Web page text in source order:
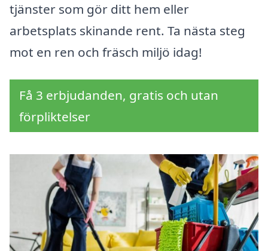
tjänster som gör ditt hem eller
arbetsplats skinande rent. Ta nästa steg
mot en ren och fräsch miljö idag!
Få 3 erbjudanden, gratis och utan
förpliktelser